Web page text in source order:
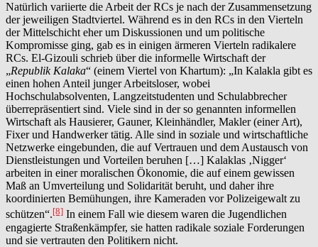
Natürlich variierte die Arbeit der RCs je nach der Zusammensetzung
der jeweiligen Stadtviertel. Während es in den RCs in den Vierteln
der Mittelschicht eher um Diskussionen und um politische
Kompromisse ging, gab es in einigen ärmeren Vierteln radikalere
RCs. El-Gizouli schrieb über die informelle Wirtschaft der
„Republik Kalaka“ (einem Viertel von Khartum): „In Kalakla gibt es
einen hohen Anteil junger Arbeitsloser, wobei
Hochschulabsolventen, Langzeitstudenten und Schulabbrecher
überrepräsentiert sind. Viele sind in der so genannten informellen
Wirtschaft als Hausierer, Gauner, Kleinhändler, Makler (einer Art),
Fixer und Handwerker tätig. Alle sind in soziale und wirtschaftliche
Netzwerke eingebunden, die auf Vertrauen und dem Austausch von
Dienstleistungen und Vorteilen beruhen […] Kalaklas ‚Nigger‘
arbeiten in einer moralischen Ökonomie, die auf einem gewissen
Maß an Umverteilung und Solidarität beruht, und daher ihre
koordinierten Bemühungen, ihre Kameraden vor Polizeigewalt zu
schützen“.[8] In einem Fall wie diesem waren die Jugendlichen
engagierte Straßenkämpfer, sie hatten radikale soziale Forderungen
und sie vertrauten den Politikern nicht.